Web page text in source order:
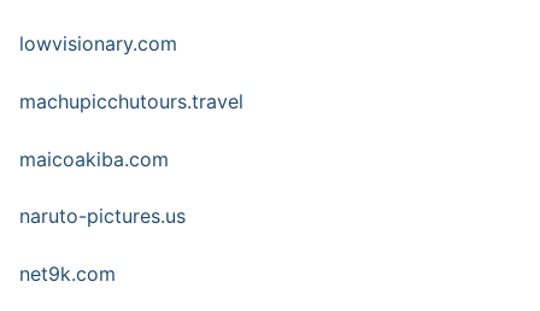
lowvisionary.com
machupicchutours.travel
maicoakiba.com
naruto-pictures.us
net9k.com